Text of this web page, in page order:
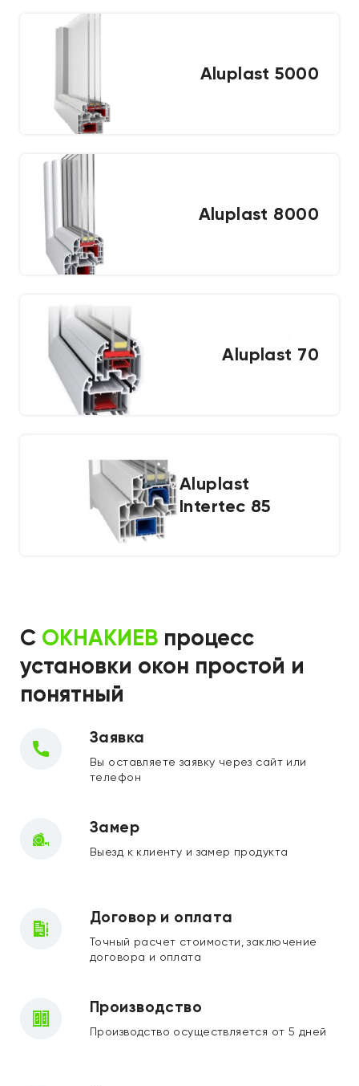
Aluplast 5000
Aluplast 8000
Aluplast 70
Aluplast
Intertec 85
С ОКНАКИЕВ процесс
установки окон простой и
понятный
Заявка
Вы оставляете заявку через сайт или
телефон
Замер
Выезд к клиенту и замер продукта
Договор и оплата
Точный расчет стоимости, заключение
договора и оплата
Производство
Производство осуществляется от 5 дней